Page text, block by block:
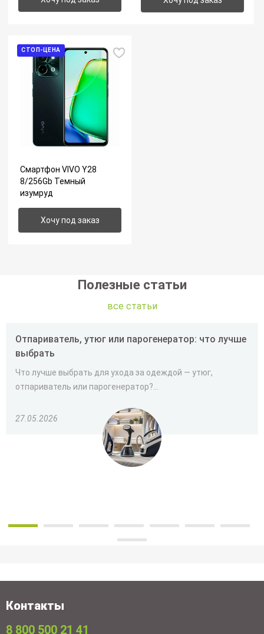
СТОП-ЦЕНА
Смартфон VIVO Y28
8/256Gb Темный
изумруд
Хочу под заказ
Полезные статьи
все статьи
Отпариватель, утюг или парогенератор: что лучше
выбрать
Что лучше выбрать для ухода за одеждой — утюг,
отпариватель или парогенератор?...
27.05.2026
Контакты
8 800 500 21 41